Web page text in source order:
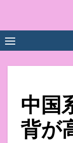
content
中国
背が